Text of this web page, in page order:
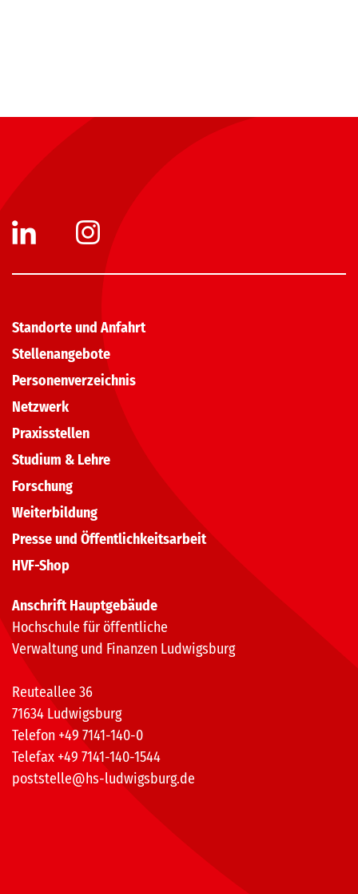
Standorte und Anfahrt
Stellenangebote
Personenverzeichnis
Netzwerk
Praxisstellen
Studium & Lehre
Forschung
Weiterbildung
Presse und Öffentlichkeitsarbeit
HVF-Shop
Anschrift Hauptgebäude
Hochschule für öffentliche
Verwaltung und Finanzen Ludwigsburg
Reuteallee 36
71634 Ludwigsburg
Telefon +49 7141-140-0
Telefax +49 7141-140-1544
poststelle@hs-ludwigsburg.de